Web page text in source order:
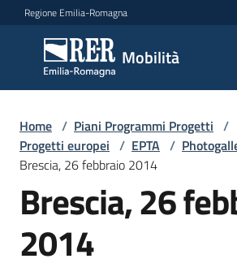
Vai al contenuto
Vai alla navigazione
Vai al footer
Regione Emilia-Romagna
Mobilità
Mobilità
Argomenti
Novità
Servizi
Home / Piani Programmi Progetti /
Progetti europei / EPTA /
Brescia, 26 febbraio 2014
Brescia, 26
2014